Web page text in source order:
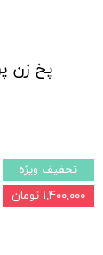
تخفیف ویژه
۱,۴۰۰,۰۰۰ تومان